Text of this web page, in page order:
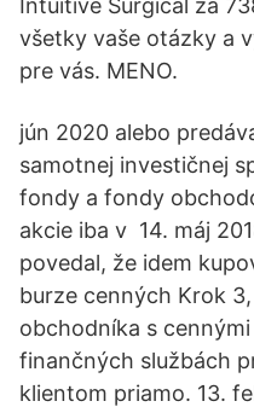
Intuitive Surgical za
všetky vaše otázky a
pre vás. MENO.
jún 2020 alebo
samotnej investičnej
fondy a fondy
akcie iba v 14. máj
povedal, že idem
burze cenných Krok
obchodníka s
finančných službách
klientom priamo. 13.